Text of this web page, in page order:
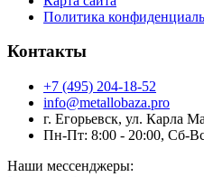
Политика
Контакты
+7 (495) 204-18-52
info@metallobaza.pro
г. Егорьевск, ул. Карла
Пн-Пт: 8:00 - 20:00, Сб-
Наши мессенджеры: